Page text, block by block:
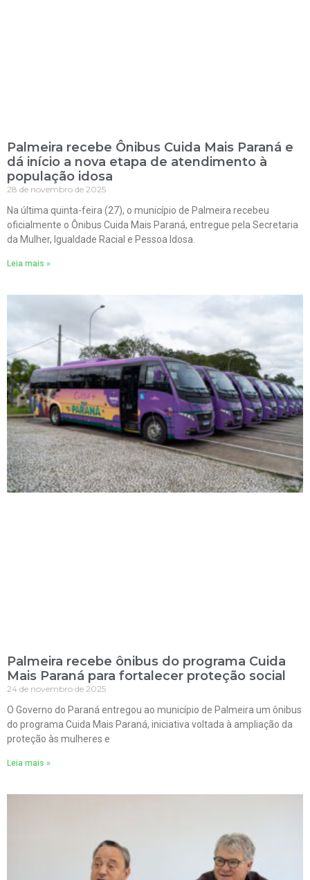
Palmeira recebe Ônibus Cuida Mais Paraná e
dá início a nova etapa de atendimento à
população idosa
28 de novembro de 2025
Na última quinta-feira (27), o município de Palmeira recebeu
oficialmente o Ônibus Cuida Mais Paraná, entregue pela Secretaria
da Mulher, Igualdade Racial e Pessoa Idosa.
Leia mais »
Palmeira recebe ônibus do programa Cuida
Mais Paraná para fortalecer proteção social
24 de novembro de 2025
O Governo do Paraná entregou ao município de Palmeira um ônibus
do programa Cuida Mais Paraná, iniciativa voltada à ampliação da
proteção às mulheres e
Leia mais »